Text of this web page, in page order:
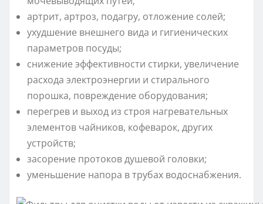
артрит, артроз, подагру, отложение солей;
ухудшение внешнего вида и гигиенических
параметров посуды;
снижение эффективности стирки, увеличение
расхода электроэнергии и стирального
порошка, повреждение оборудования;
перегрев и выход из строя нагревательных
элементов чайников, кофеварок, других
устройств;
засорение протоков душевой головки;
уменьшение напора в трубах водоснабжения.